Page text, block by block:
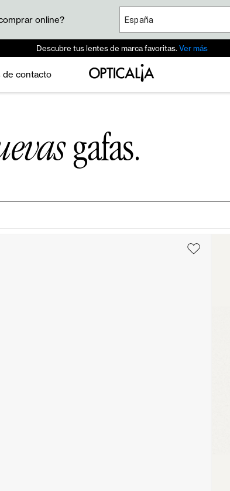
online? España
Descubre tus lentes de marca favoritas. Ver más
de contacto
gafas.